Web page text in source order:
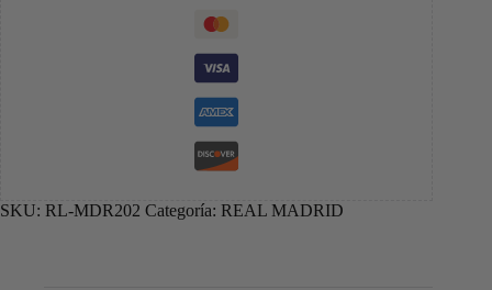
SKU: RL-MDR202 Categoría: REAL MADRID